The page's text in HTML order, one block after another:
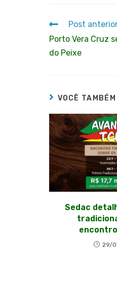
Post
Porto Vera Cruz
do Peixe
VOCÊ
Sedac
29/